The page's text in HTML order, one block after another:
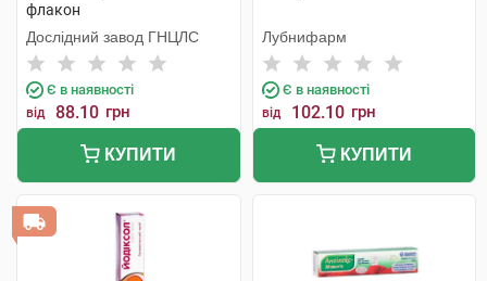
флакон
Дослідний завод ГНЦЛС
Є в наявності
від 88.10 грн
КУПИТИ
Лубнифарм
Є в наявності
від 102.10 грн
КУПИТИ